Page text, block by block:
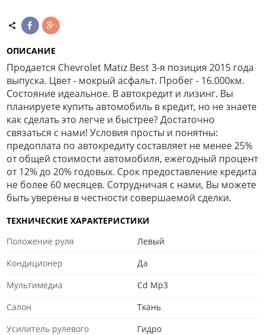
ОПИСАНИЕ
Продается Chevrolet Matiz Best 3-я позиция 2015 года
выпуска. Цвет - мокрый асфальт. Пробег - 16.000км.
Состояние идеальное. В автокредит и лизинг. Вы
планируете купить автомобиль в кредит, но не знаете
как сделать это легче и быстрее? Достаточно
связаться с нами! Условия просты и понятны:
предоплата по автокредиту составляет не менее 25%
от общей стоимости автомобиля, ежегодный процент
от 12% до 20% годовых. Срок предоставление кредита
не более 60 месяцев. Сотрудничая с нами, Вы можете
быть уверены в честности совершаемой сделки.
ТЕХНИЧЕСКИЕ ХАРАКТЕРИСТИКИ
Положение руля
Левый
Кондиционер
Да
Мультимедиа
Cd Mp3
Салон
Ткань
Усилитель рулевого
Гидро